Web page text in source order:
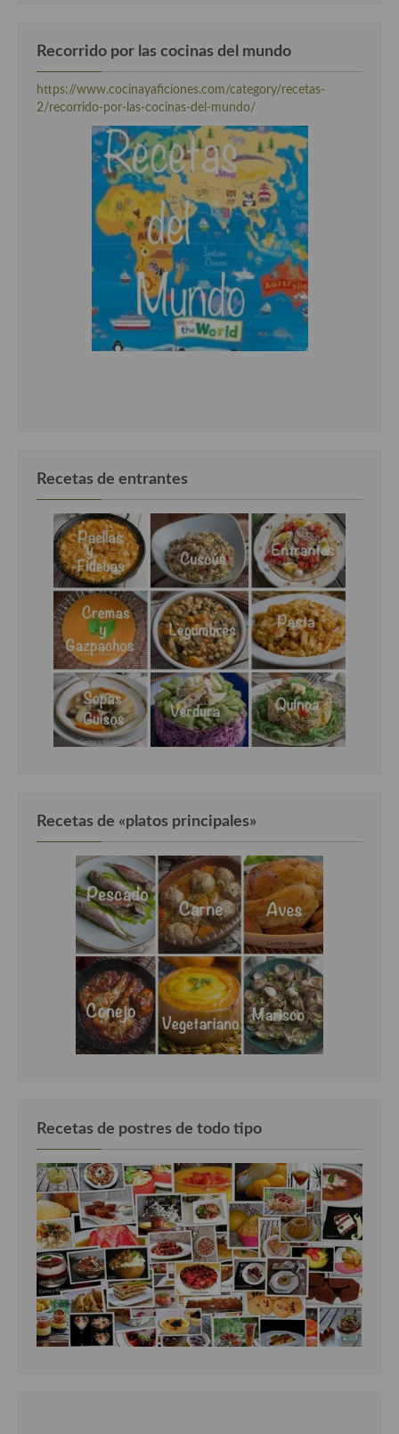
Recorrido por las cocinas del mundo
https://www.cocinayaficiones.com/category/recetas-
2/recorrido-por-las-cocinas-del-mundo/
Recetas de entrantes
Recetas de «platos principales»
Recetas de postres de todo tipo